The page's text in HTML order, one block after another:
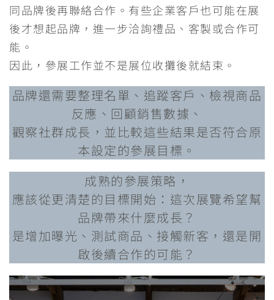
同品牌後再聯絡合作。有些企業客戶也可能在展
後才想起品牌，進一步洽詢禮品、客製或合作可
能。
因此，參展工作並不是展位收攤後就結束。
品牌還需要整理名單、追蹤客戶、檢視商品
反應、回顧銷售數據、
觀察社群成長，並比較這些結果是否符合原
本設定的參展目標。
成熟的參展策略，
應該從更清楚的目標開始：這次展覽希望幫
品牌帶來什麼成長？
是增加曝光、測試商品、接觸新客，還是開
啟後續合作的可能？